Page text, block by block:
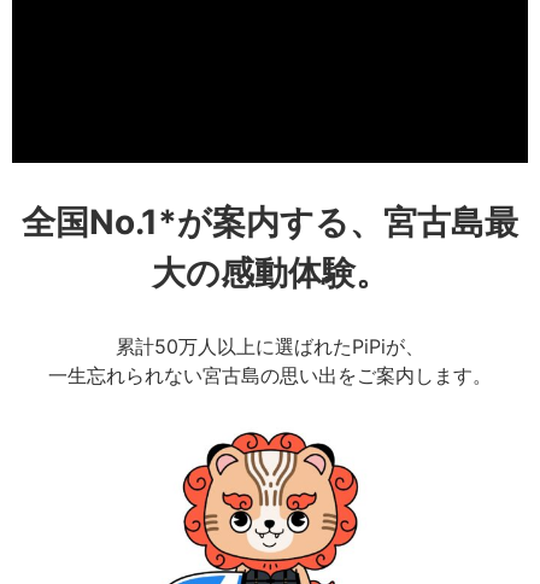
全国No.1*が案内する、宮古島最
大の感動体験。
累計50万人以上に選ばれたPiPiが、
一生忘れられない宮古島の思い出をご案内します。